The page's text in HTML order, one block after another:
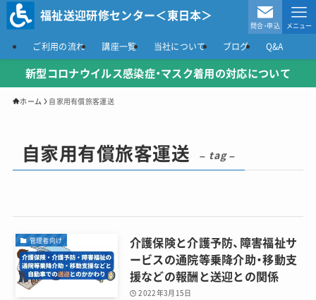
福祉送迎研修センター＜東日本＞
問合・申込 メニュー
ご利用の流れ 講座一覧 当社について ブログ Q&A
新型コロナウイルス感染症・マスク着用の対応について
ホーム 自家用有償旅客運送
自家用有償旅客運送 – tag –
管理者向け
介護保険と介護予防、障害福祉サ
ービスの通院等乗降介助・移動支
援などの報酬と送迎との関係
2022年3月15日